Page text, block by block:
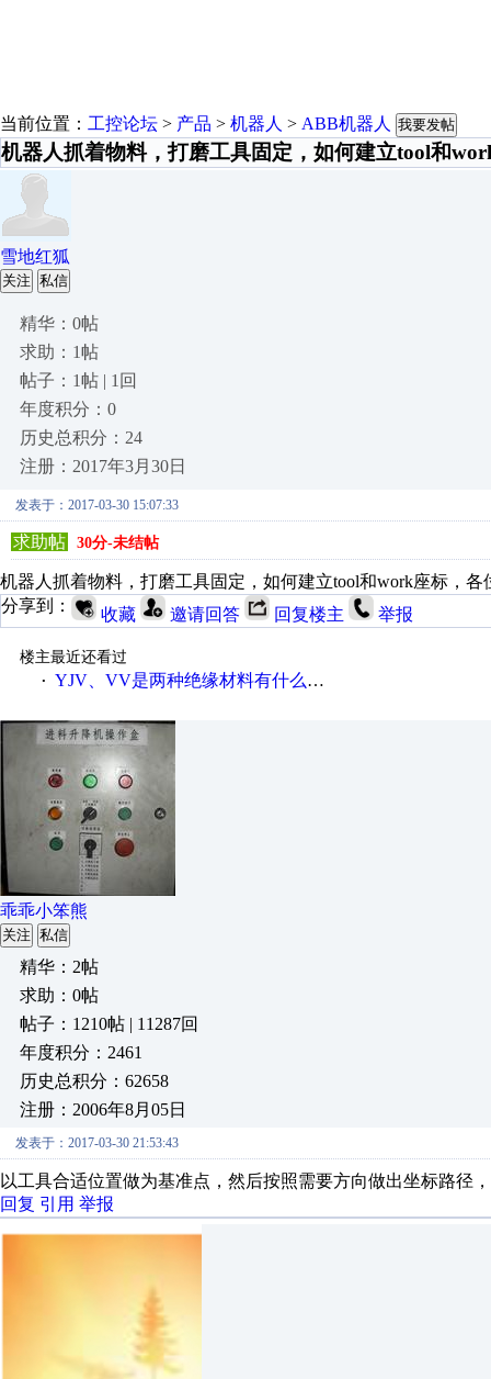
当前位置： 工控论坛 > 产品 > 机器人 > ABB机器人 我要发帖
机器人抓着物料，打磨工具固定，如何建立tool和
雪地红狐
关注 私信
精华：0帖
求助：1帖
帖子：1帖 | 1回
年度积分：0
历史总积分：24
注册：2017年3月30日
发表于：2017-03-30 15:07:33
求助帖 30分-未结帖
机器人抓着物料，打磨工具固定，如何建立tool和work座标，
分享到：
收藏 邀请回答 回复楼主 举报
楼主最近还看过
· YJV、VV是两种绝缘材料有什么不同
乖乖小笨熊
关注 私信
精华：2帖
求助：0帖
帖子：1210帖 | 11287回
年度积分：2461
历史总积分：62658
注册：2006年8月05日
发表于：2017-03-30 21:53:43
以工具合适位置做为基准点，然后按照需要方向做出坐标路径
回复 引用 举报